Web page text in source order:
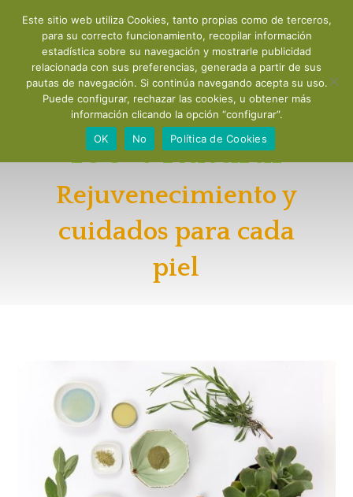
Taller Cosmetica
100% Natural
Rejuvenecimiento y
cuidados para cada
piel
Este sitio web utiliza Cookies, tanto propias como de terceros,
para su correcto funcionamiento, recopilar información
estadística sobre su navegación y mostrarle publicidad
relacionada con sus preferencias, generada a partir de sus
pautas de navegación. Si continúa navegando acepta su uso.
Puede configurar, rechazar las cookies, u obtener más
información clicando la opción “configurar”.
OK
No Política de Cookies